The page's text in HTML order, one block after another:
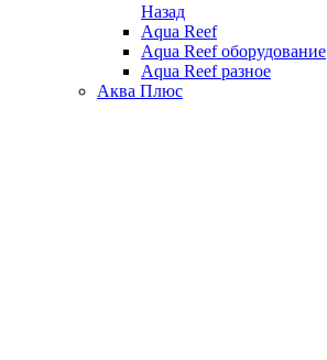
Назад
Aqua Reef
Aqua Reef оборудование
Aqua Reef разное
Аква Плюс